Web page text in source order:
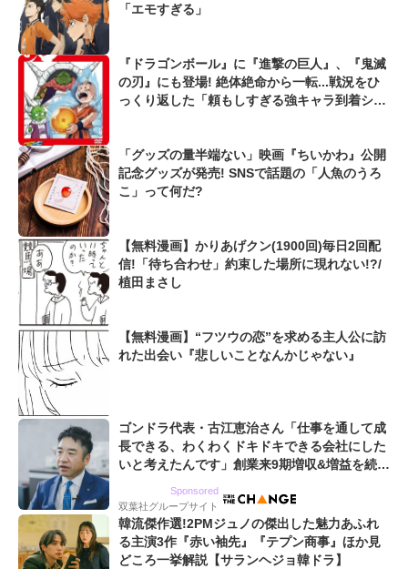
「エモすぎる」
『ドラゴンボール』に『進撃の巨人』、『鬼滅
の刃』にも登場! 絶体絶命から一転...戦況をひ
っくり返した「頼もしすぎる強キャラ到着シー
「グッズの量半端ない」映画『ちいかわ』公開
記念グッズが発売! SNSで話題の「人魚のうろ
こ」って何だ?
【無料漫画】かりあげクン(1900回)毎日2回配
信!「待ち合わせ」約束した場所に現れない!?/
植田まさし
【無料漫画】“フツウの恋”を求める主人公に訪
れた出会い『悲しいことなんかじゃない』
ゴンドラ代表・古江恵治さん「仕事を通して成
長できる、わくわくドキドキできる会社にした
いと考えたんです」創業来9期増収&増益を続け
Sponsored
双葉社グループサイト
韓流傑作選!2PMジュノの傑出した魅力あふれ
る主演3作『赤い袖先』『テプン商事』ほか見
どころ一挙解説【サランヘジョ韓ドラ】